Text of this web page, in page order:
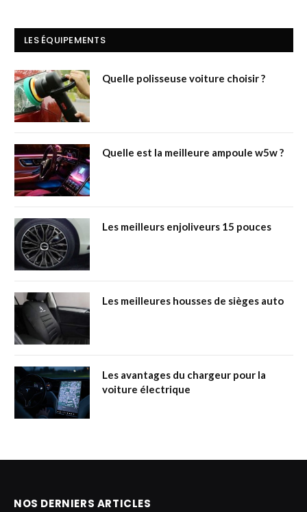
LES ÉQUIPEMENTS
Quelle polisseuse voiture choisir ?
Quelle est la meilleure ampoule w5w ?
Les meilleurs enjoliveurs 15 pouces
Les meilleures housses de sièges auto
Les avantages du chargeur pour la
voiture électrique
NOS DERNIERS ARTICLES